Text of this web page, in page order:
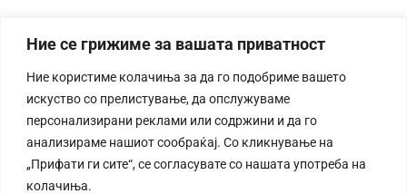
Ние се грижиме за вашата приватност
Ние користиме колачиња за да го подобриме вашето
искуство со прелистување, да опслужуваме
персонализирани реклами или содржини и да го
анализираме нашиот сообраќај. Со кликнување на
„Прифати ги сите“, се согласувате со нашата употреба на
колачиња.